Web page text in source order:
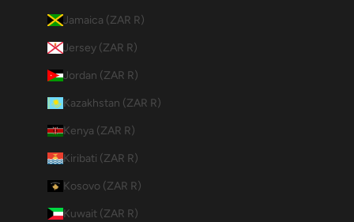
Jamaica (ZAR R)
Jersey (ZAR R)
Jordan (ZAR R)
Kazakhstan (ZAR R)
Kenya (ZAR R)
Kiribati (ZAR R)
Kosovo (ZAR R)
Kuwait (ZAR R)